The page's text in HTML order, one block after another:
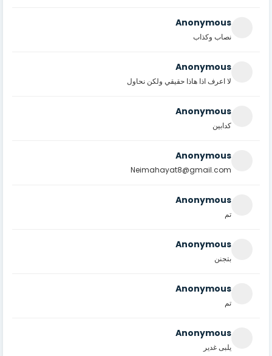
Anonymous
نصاب وكذاب
Anonymous
لا اعرف اذا هاذا حقيقي ولكن نحاول
Anonymous
كدابين
Anonymous
Neimahayat8@gmail.com
Anonymous
تم
Anonymous
بتجنن
Anonymous
تم
Anonymous
يلبى غدير